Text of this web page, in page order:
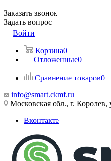
Заказать звонок
Задать вопрос
Войти
Корзина0
Отложенные0
Сравнение товаров0
info@smart.ckmf.ru
Московская обл., г. Королев,
Вконтакте